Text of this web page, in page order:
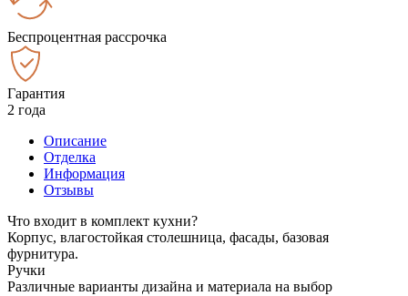
Беспроцентная рассрочка
Гарантия
2 года
Описание
Отделка
Информация
Отзывы
Что входит в комплект кухни?
Корпус, влагостойкая столешница, фасады, базовая
фурнитура.
Ручки
Различные варианты дизайна и материала на выбор